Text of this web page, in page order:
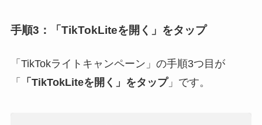
手順3：「TikTokLiteを開く」をタップ
「TikTokライトキャンペーン」の手順3つ目が
「
「TikTokLiteを開く」をタップ」です。